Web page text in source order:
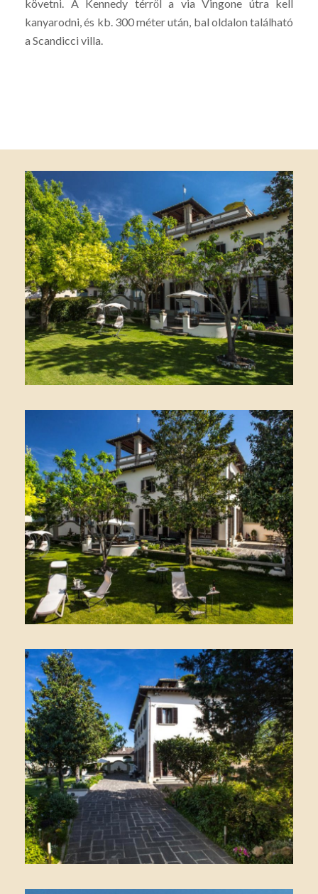
követni. A Kennedy térről a via Vingone útra kell
kanyarodni, és kb. 300 méter után, bal oldalon található
a Scandicci villa.